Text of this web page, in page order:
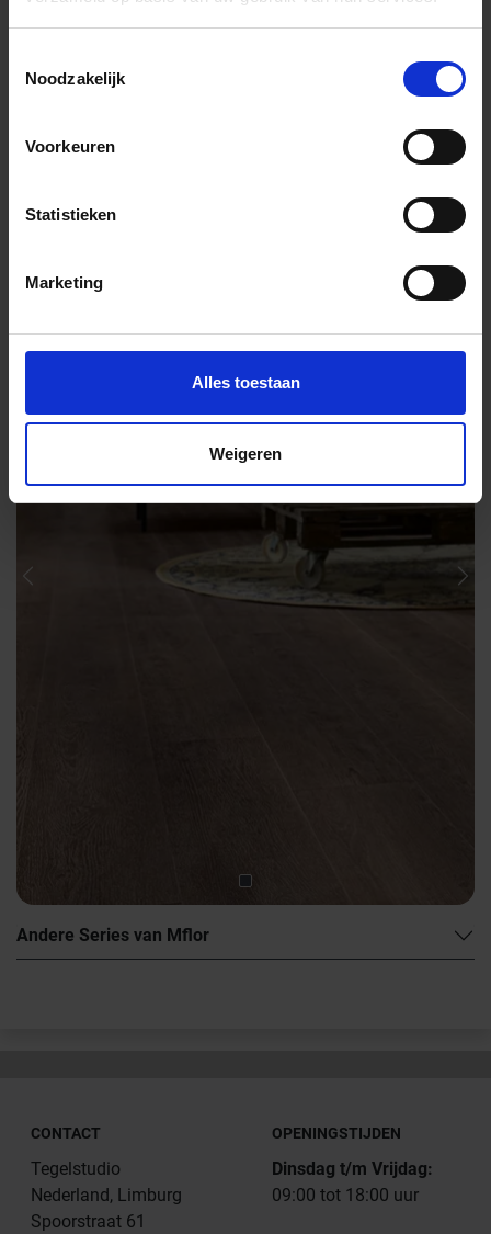
Noodzakelijk
Voorkeuren
Statistieken
Marketing
Alles toestaan
Weigeren
Wil je graag een afspraak?
+31 (0) 478 - 69 11 63 Productaanvraag
Mflor Authentic Lake Indrukken
Previous
Andere Series van Mflor
CONTACT
Tegelstudio
Nederland, Limburg
Spoorstraat 61
OPENINGSTIJDEN
Dinsdag t/m Vrijdag:
09:00 tot 18:00 uur